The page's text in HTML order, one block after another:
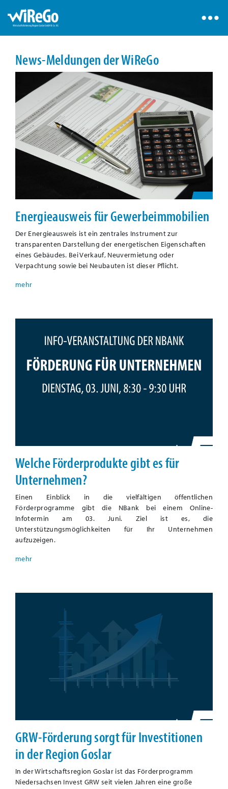
News-Meldungen der WiReGo
Energieausweis für Gewerbeimmobilien
Der Energieausweis ist ein zentrales Instrument zur
transparenten Darstellung der energetischen Eigenschaften
eines Gebäudes. Bei Verkauf, Neuvermietung oder
Verpachtung sowie bei Neubauten ist dieser Pflicht.
Welche Förderprodukte gibt es für
Unternehmen?
Einen Einblick in die vielfältigen öffentlichen
Förderprogramme gibt die NBank bei einem Online-
Infotermin am 03. Juni. Ziel ist es, die
Unterstützungsmöglichkeiten für Ihr Unternehmen
aufzuzeigen.
GRW-Förderung sorgt für Investitionen
in der Region Goslar
In der Wirtschaftsregion Goslar ist das Förderprogramm
Niedersachsen Invest GRW seit vielen Jahren eine große